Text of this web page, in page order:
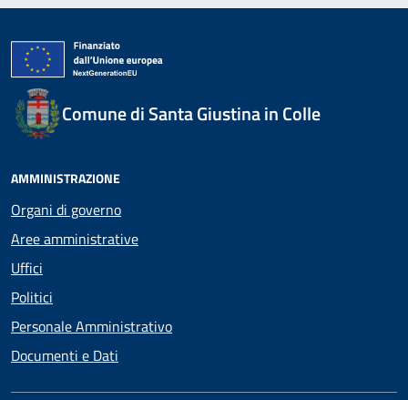
Comune di Santa Giustina in Colle
AMMINISTRAZIONE
Organi di governo
Aree amministrative
Uffici
Politici
Personale Amministrativo
Documenti e Dati